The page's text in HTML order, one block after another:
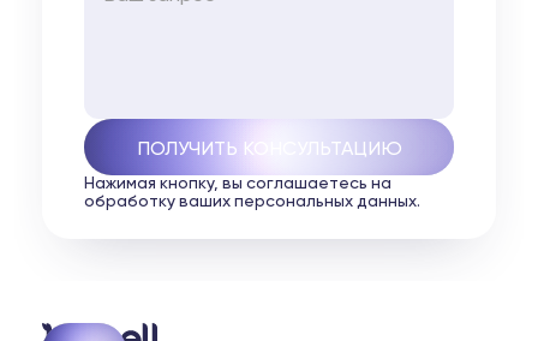
Нажимая кнопку, вы соглашаетесь на
обработку ваших персональных данных.